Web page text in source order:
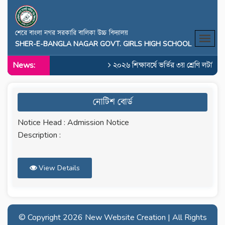
শেরে বাংলা নগর সরকারি বালিকা উচ্চ বিদ্যালয়
SHER-E-BANGLA NAGAR GOVT. GIRLS HIGH SCHOOL
News: ২০২৬ শিক্ষাবর্ষে ভর্তির ৩য় শ্রেণি লটারির
নোটিশ বোর্ড
Notice Head : Admission Notice
Description :
View Details
© Copyright 2026 New Website Creation | All Rights